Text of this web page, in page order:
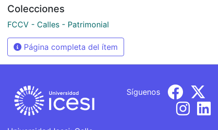
Colecciones
FCCV - Calles - Patrimonial
Página completa del ítem
Síguenos